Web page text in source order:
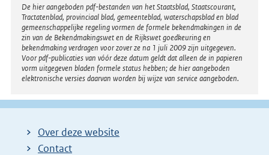
Disclaimer
De hier aangeboden pdf-bestanden van het Staatsblad, Staatscourant,
Tractatenblad, provinciaal blad, gemeenteblad, waterschapsblad en blad
gemeenschappelijke regeling vormen de formele bekendmakingen in de
zin van de Bekendmakingswet en de Rijkswet goedkeuring en
bekendmaking verdragen voor zover ze na 1 juli 2009 zijn uitgegeven.
Voor pdf-publicaties van vóór deze datum geldt dat alleen de in papieren
vorm uitgegeven bladen formele status hebben; de hier aangeboden
elektronische versies daarvan worden bij wijze van service aangeboden.
Over deze website
Contact